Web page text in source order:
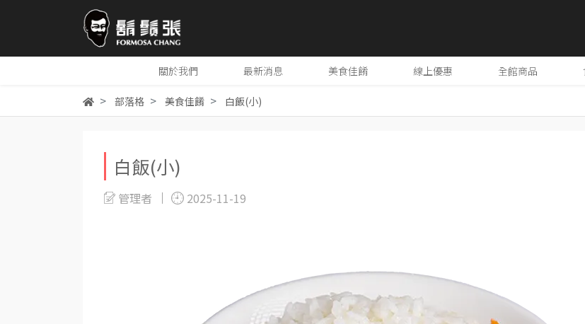
關於我們 最新消息 美食佳餚 線上優惠 全館商品
部落格 美食佳餚 白飯(小)
白飯(小)
管理者 2025-11-19